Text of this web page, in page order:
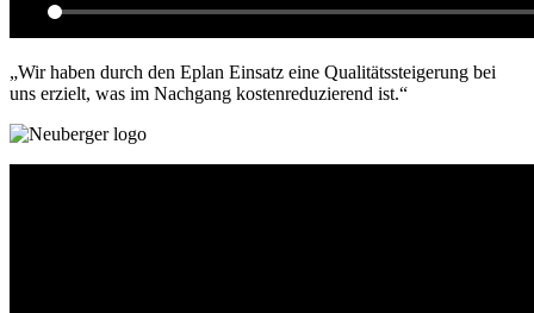
„Wir haben durch den Eplan Einsatz eine Qualitätssteigerung bei
uns erzielt, was im Nachgang kostenreduzierend ist.“